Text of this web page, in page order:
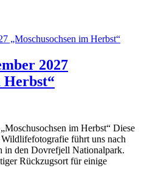
2027
Herbst“
im Herbst“ Diese
führt uns nach
in den Dovrefjell Nationalpark.
Rückzugsort für einige